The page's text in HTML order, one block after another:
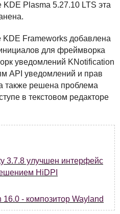
KDE Plasma 5.27.10 LTS эта
KDE Frameworks добавлена
для фреймворка
уведомлений KNotification
API уведомлений и прав
также решена проблема
в текстовом редакторе
3.7.8 улучшен интерфейс
HiDPI
- композитор Wayland